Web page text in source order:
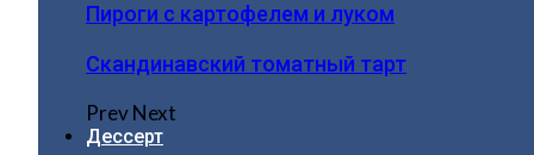
Пироги c картофелем и луком
Скандинавский томатный тарт
PrevNext
Дессерт